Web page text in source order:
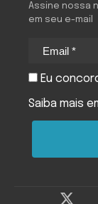
Assine nossa
em seu e-mail
Eu
Saiba mais